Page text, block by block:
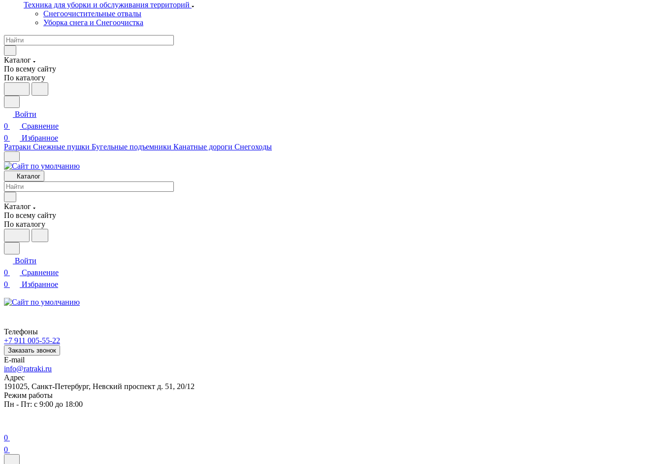
Техника для уборки и обслуживания территорий
Снегоочистительные отвалы
Уборка снега и Снегоочистка
Каталог
По всему сайту
По каталогу
Войти
0
Сравнение
0
Избранное
Ратраки Снежные пушки Бугельные подъемники Канатные дороги Снегоходы
Каталог
Каталог
По всему сайту
По каталогу
Войти
0
Сравнение
0
Избранное
Телефоны
+7 911 005-55-22
Заказать звонок
E-mail
info@ratraki.ru
Адрес
191025, Санкт-Петербург, Невский проспект д. 51, 20/12
Режим работы
Пн - Пт: с 9:00 до 18:00
0
0